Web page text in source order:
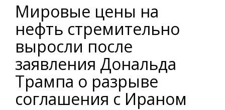
Мировые цены на
нефть стремительно
выросли после
заявления Дональда
Трампа о разрыве
соглашения с Ираном